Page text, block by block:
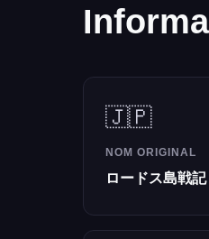
🇯🇵
NOM ORIGINAL
ロードス島戦記